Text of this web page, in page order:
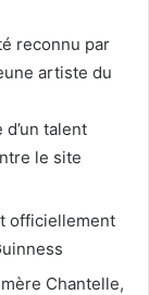
reconnu par
artiste du
talent
le site
mère Chantelle,